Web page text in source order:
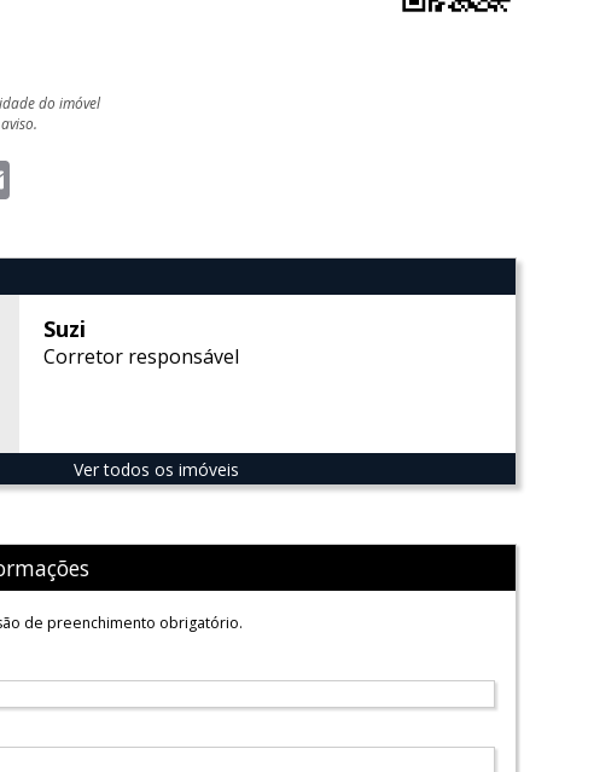
do imóvel
Suzi
Corretor responsável
Ver todos os imóveis
de preenchimento obrigatório.